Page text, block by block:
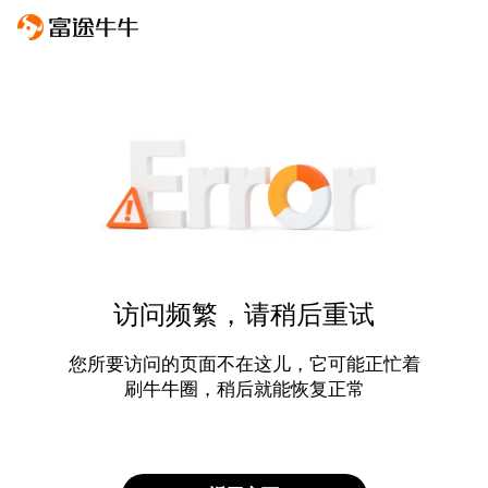
访问频繁，请稍后重试
您所要访问的页面不在这儿，它可能正忙着
刷牛牛圈，稍后就能恢复正常